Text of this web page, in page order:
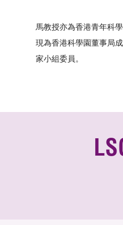
馬教授亦為香港青年科
現為香港科學園董事局
家小組委員。